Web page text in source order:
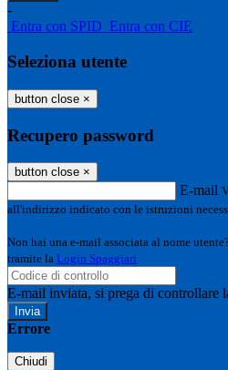
-
Entra con SPID Entra con CIE
Seleziona utente
button close ×
Recupero password
button close ×
E-mail
all'indirizzo indicato con le istruzioni
Non hai una e-mail associata al nome
tramite la Login Spaggiari
E-mail inviata, si prega di controllare
Errore
Chiudi